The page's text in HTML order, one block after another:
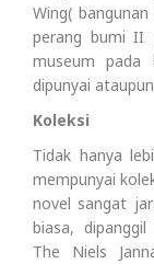
Wing(
perang bumi II
museum pada
dipunyai
Koleksi
Tidak hanya
mempunyai
novel sangat
biasa,
The Niels